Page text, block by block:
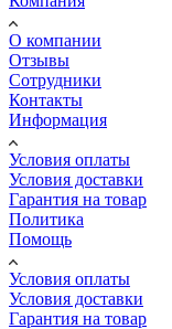
О компании
Отзывы
Сотрудники
Контакты
Информация
Условия оплаты
Условия доставки
Гарантия на товар
Политика
Помощь
Условия оплаты
Условия доставки
Гарантия на товар